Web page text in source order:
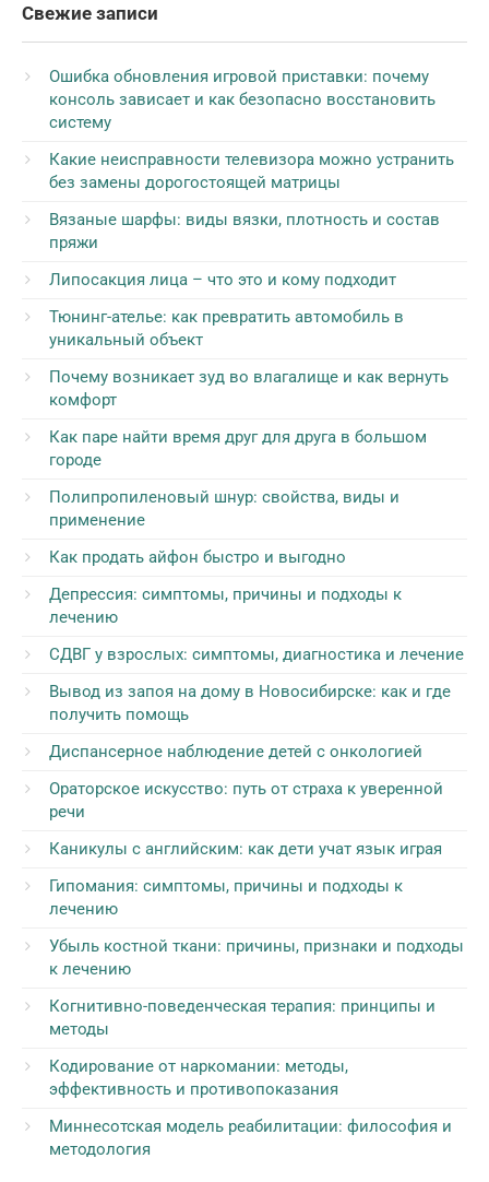
Свежие записи
Ошибка обновления игровой приставки: почему
консоль зависает и как безопасно восстановить
систему
Какие неисправности телевизора можно устранить
без замены дорогостоящей матрицы
Вязаные шарфы: виды вязки, плотность и состав
пряжи
Липосакция лица – что это и кому подходит
Тюнинг-ателье: как превратить автомобиль в
уникальный объект
Почему возникает зуд во влагалище и как вернуть
комфорт
Как паре найти время друг для друга в большом
городе
Полипропиленовый шнур: свойства, виды и
применение
Как продать айфон быстро и выгодно
Депрессия: симптомы, причины и подходы к
лечению
СДВГ у взрослых: симптомы, диагностика и лечение
Вывод из запоя на дому в Новосибирске: как и где
получить помощь
Диспансерное наблюдение детей с онкологией
Ораторское искусство: путь от страха к уверенной
речи
Каникулы с английским: как дети учат язык играя
Гипомания: симптомы, причины и подходы к
лечению
Убыль костной ткани: причины, признаки и подходы
к лечению
Когнитивно-поведенческая терапия: принципы и
методы
Кодирование от наркомании: методы,
эффективность и противопоказания
Миннесотская модель реабилитации: философия и
методология